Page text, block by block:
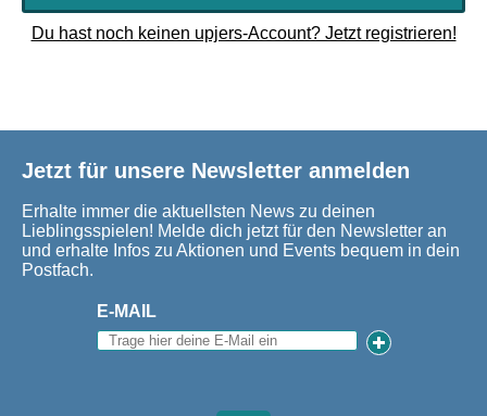
Du hast noch keinen upjers-Account? Jetzt registrieren!
Jetzt für unsere Newsletter anmelden
Erhalte immer die aktuellsten News zu deinen
Lieblingsspielen! Melde dich jetzt für den Newsletter an
und erhalte Infos zu Aktionen und Events bequem in dein
Postfach.
E-MAIL